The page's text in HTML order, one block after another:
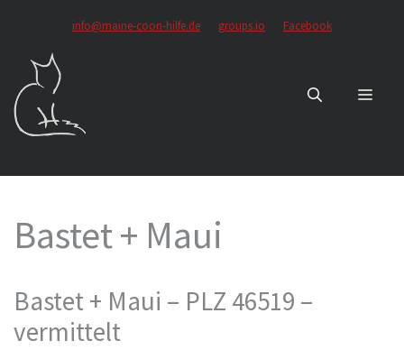
springen
info@maine-coon-hilfe.de groups.io Facebook
Bastet + Maui
Bastet + Maui – PLZ 46519 –
vermittelt